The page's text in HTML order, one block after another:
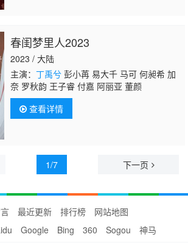
春闺梦里人2023
2023 / 大陆
主演： 丁禹兮彭小苒 易大千 马可 何昶希 加
奈 罗秋韵 王子睿 付嘉 阿丽亚 董颜
查看详情
1/7 下一页
最近更新 排行榜
网站地图
Google Bing 360 Sogou 神马